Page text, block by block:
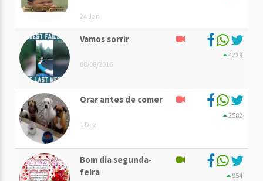
24 Jan
Vamos sorrir
08/08/2016
4229
Orar antes de comer
1 Dez
2582
Bom dia segunda-
feira
954